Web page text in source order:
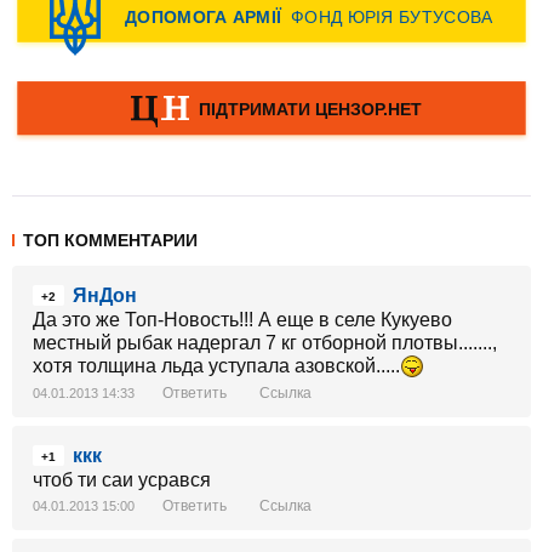
ТОП КОММЕНТАРИИ
+2
ЯнДон
Да это же Топ-Новость!!! А еще в селе Кукуево
местный рыбак надергал 7 кг отборной плотвы.......,
хотя толщина льда уступала азовской.....
04.01.2013 14:33 Ответить Ссылка
+1
ккк
чтоб ти саи усрався
04.01.2013 15:00 Ответить Ссылка